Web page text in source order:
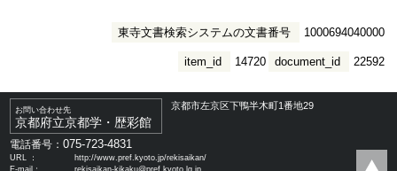
東寺文書検索システムの文書番号 1000694040000
document_id 22592
item_id 14720
お問い合わせ先
京都府立京都学・歴彩館
京都市左京区下鴨半木町1番地29
電話番号：075-723-4831
URL ：
http://www.pref.kyoto.jp/rekisaikan/
E-mail：
rekisaikan-kikaku@pref.kyoto.lg.jp